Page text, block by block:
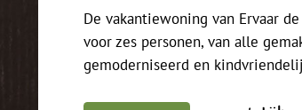
De vakantiewoning van Ervaar
voor zes personen, van alle
gemoderniseerd en